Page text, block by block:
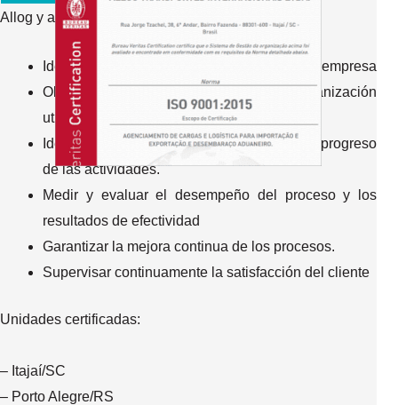
Allog y aumentar la satisfacción del cliente.
Identificar el contexto en el que se inserta la empresa
Obtenga una visión holística de la organización
utilizando el enfoque de proceso
Identificar riesgos que puedan perjudicar el progreso
de las actividades.
Medir y evaluar el desempeño del proceso y los
resultados de efectividad
Garantizar la mejora continua de los procesos.
Supervisar continuamente la satisfacción del cliente
Unidades certificadas:
– Itajaí/SC
– Porto Alegre/RS